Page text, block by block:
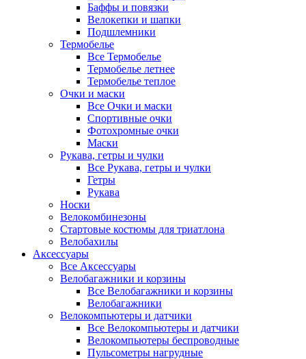
Баффы и повязки
Велокепки и шапки
Подшлемники
Термобелье
Все Термобелье
Термобелье летнее
Термобелье теплое
Очки и маски
Все Очки и маски
Спортивные очки
Фотохромные очки
Маски
Рукава, гетры и чулки
Все Рукава, гетры и чулки
Гетры
Рукава
Носки
Велокомбинезоны
Стартовые костюмы для триатлона
Велобахилы
Аксессуары
Все Аксессуары
Велобагажники и корзины
Все Велобагажники и корзины
Велобагажники
Велокомпьютеры и датчики
Все Велокомпьютеры и датчики
Велокомпьютеры беспроводные
Пульсометры нагрудные